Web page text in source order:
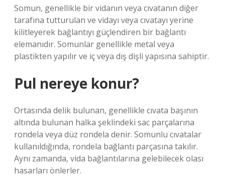
Somun, genellikle bir vidanın veya cıvatanın diğer
tarafına tutturulan ve vidayı veya cıvatayı yerine
kilitleyerek bağlantıyı güçlendiren bir bağlantı
elemanıdır. Somunlar genellikle metal veya
plastikten yapılır ve iç veya dış dişli yapısına sahiptir.
Pul nereye konur?
Ortasında delik bulunan, genellikle cıvata başının
altında bulunan halka şeklindeki sac parçalarına
rondela veya düz rondela denir. Somunlu cıvatalar
kullanıldığında, rondela bağlantı parçasına takılır.
Aynı zamanda, vida bağlantılarına gelebilecek olası
hasarları önlerler.